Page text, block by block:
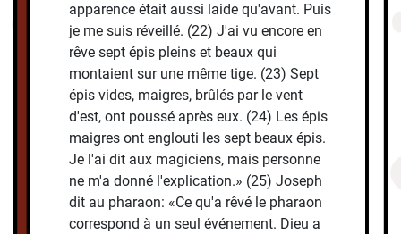
apparence était aussi laide qu'avant. Puis
je me suis réveillé. (22) J'ai vu encore en
rêve sept épis pleins et beaux qui
montaient sur une même tige. (23) Sept
épis vides, maigres, brûlés par le vent
d'est, ont poussé après eux. (24) Les épis
maigres ont englouti les sept beaux épis.
Je l'ai dit aux magiciens, mais personne
ne m'a donné l'explication.» (25) Joseph
dit au pharaon: «Ce qu'a rêvé le pharaon
correspond à un seul événement. Dieu a